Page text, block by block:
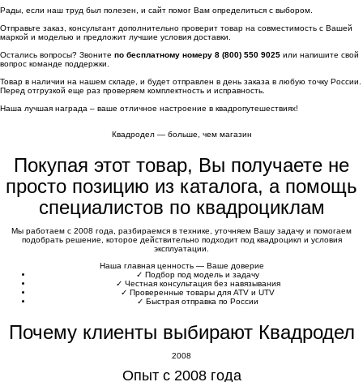
Рады, если наш труд был полезен, и сайт помог Вам определиться с выбором.
Отправьте заказ, консультант дополнительно проверит товар на совместимость с Вашей
маркой и моделью и предложит лучшие условия доставки.
Остались вопросы? Звоните по бесплатному номеру 8 (800) 550 9025 или напишите свой
вопрос команде поддержки.
Товар в наличии на нашем складе, и будет отправлен в день заказа в любую точку России.
Перед отгрузкой еще раз проверяем комплектность и исправность.
Наша лучшая награда – ваше отличное настроение в квадропутешествиях!
Квадродел — больше, чем магазин
Покупая этот товар, Вы получаете не
просто позицию из каталога, а помощь
специалистов по квадроциклам
Мы работаем с 2008 года, разбираемся в технике, уточняем Вашу задачу и помогаем
подобрать решение, которое действительно подходит под квадроцикл и условия
эксплуатации.
Наша главная ценность — Ваше доверие
✓ Подбор под модель и задачу
✓ Честная консультация без навязывания
✓ Проверенные товары для ATV и UTV
✓ Быстрая отправка по России
Почему клиенты выбирают Квадродел
2008
Опыт с 2008 года